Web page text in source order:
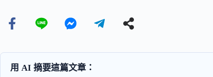
用 AI 摘要這篇文章：